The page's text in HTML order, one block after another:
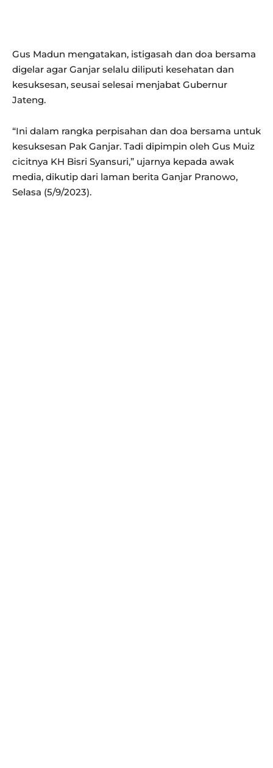
Gus Madun mengatakan, istigasah dan doa bersama
digelar agar Ganjar selalu diliputi kesehatan dan
kesuksesan, seusai selesai menjabat Gubernur
Jateng.
“Ini dalam rangka perpisahan dan doa bersama untuk
kesuksesan Pak Ganjar. Tadi dipimpin oleh Gus Muiz
cicitnya KH Bisri Syansuri,” ujarnya kepada awak
media, dikutip dari laman berita Ganjar Pranowo,
Selasa (5/9/2023).